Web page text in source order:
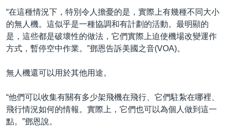
“在這種情況下，特別令人擔憂的是，實際上有幾種不同大小
的無人機。這似乎是一種協調和有計劃的活動。最明顯的
是，這些都是破壞性的做法，它們實際上迫使機場改變運作
方式，暫停空中作業。”鄧恩告訴美國之音(VOA)。
無人機還可以用於其他用途。
“他們可以收集有關有多少架飛機在飛行、它們駐紮在哪裡、
飛行情況如何的情報。實際上，它們也可以為個人做到這一
點。”鄧恩說。